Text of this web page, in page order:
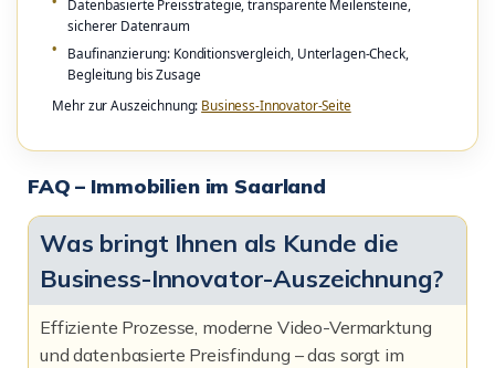
Datenbasierte Preisstrategie, transparente Meilensteine,
sicherer Datenraum
Baufinanzierung: Konditionsvergleich, Unterlagen-Check,
Begleitung bis Zusage
Mehr zur Auszeichnung: Business-Innovator-Seite
FAQ – Immobilien im Saarland
Was bringt Ihnen als Kunde die
Business-Innovator-Auszeichnung?
Effiziente Prozesse, moderne Video-Vermarktung
und datenbasierte Preisfindung – das sorgt im